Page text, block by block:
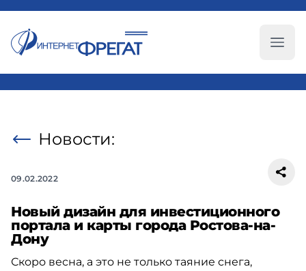
Новости:
09.02.2022
Новый дизайн для инвестиционного
портала и карты города Ростова-на-
Дону
Скоро весна, а это не только таяние снега,